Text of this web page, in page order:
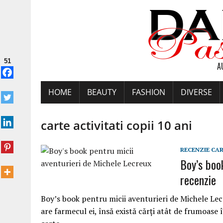
HOME BEAUTY FASHION DIVERSE
carte activitati copii 10 ani
RECENZIE
Boy’s
recenzie
Boy’s book pentru micii aventurieri de Michele
are farmecul ei, însă există cărți atât de
51